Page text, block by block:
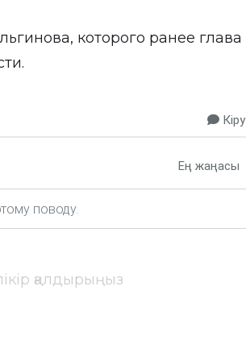
которого ранее глава
Кіру
Ең жаңасы
қалдырыңыз